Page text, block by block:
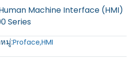
Machine Interface (HMI)
Series
มู่:Proface,HMI